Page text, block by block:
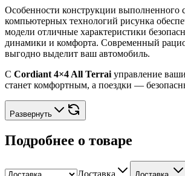
Особенности конструкции
компьютерных технологий рисунка
модели отличные характеристики
динамики и комфорта. Современный
выгодно выделит ваш автомобиль.
С Cordiant 4×4 All Terrai управление
станет комфортным, а поездки —
Развернуть
Подробнее о товаре
Доставка